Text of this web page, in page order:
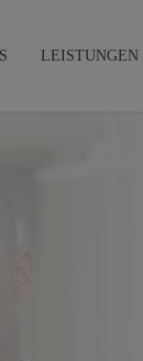
LEISTUNGEN